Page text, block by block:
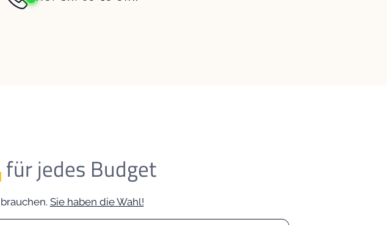
für jedes Budget
Sie haben die Wahl!